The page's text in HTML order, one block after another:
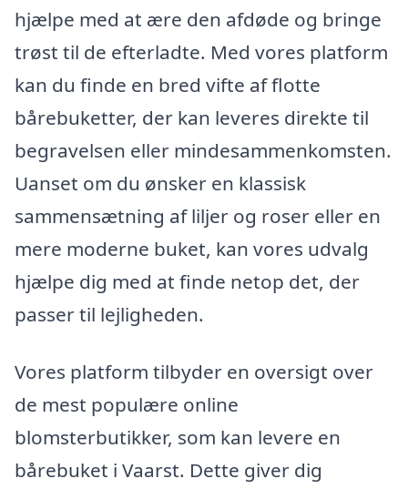
hjælpe med at ære den afdøde og bringe
trøst til de efterladte. Med vores platform
kan du finde en bred vifte af flotte
bårebuketter, der kan leveres direkte til
begravelsen eller mindesammenkomsten.
Uanset om du ønsker en klassisk
sammensætning af liljer og roser eller en
mere moderne buket, kan vores udvalg
hjælpe dig med at finde netop det, der
passer til lejligheden.
Vores platform tilbyder en oversigt over
de mest populære online
blomsterbutikker, som kan levere en
bårebuket i Vaarst. Dette giver dig